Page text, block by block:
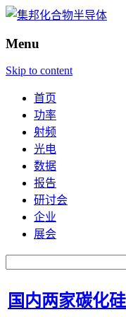
Menu
Skip to content
首页
功率
射频
光电
数据
报告
研讨会
企业
展会
国内两家碳化